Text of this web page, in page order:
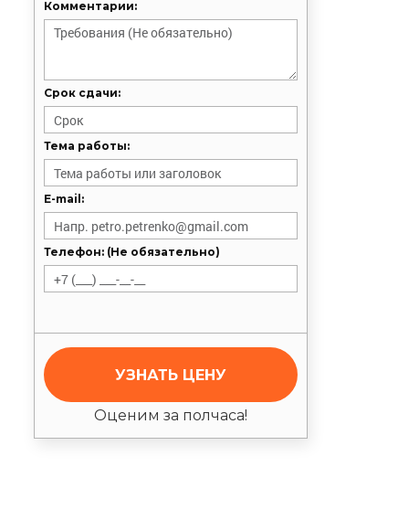
Комментарии:
Срок сдачи:
Тема работы:
E-mail:
Телефон: (Не обязательно)
УЗНАТЬ ЦЕНУ
Оценим за полчаса!